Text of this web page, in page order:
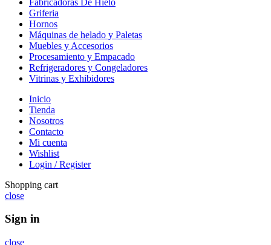
Griferia
Hornos
Máquinas de helado y Paletas
Muebles y Accesorios
Procesamiento y Empacado
Refrigeradores y Congeladores
Vitrinas y Exhibidores
Inicio
Tienda
Nosotros
Contacto
Mi cuenta
Wishlist
Login / Register
Shopping cart
close
Sign in
close